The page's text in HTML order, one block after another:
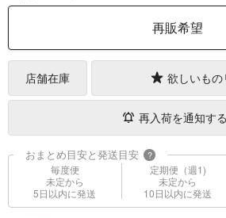
再販希望
店舗在庫 欲しいも
再入荷を通知する
おまとめ目安と発送目安 ?
毎度便
未定から
5日以内に発送
定期便（週1)
未定から
10日以内に発送